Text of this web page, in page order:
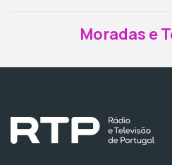
Moradas e